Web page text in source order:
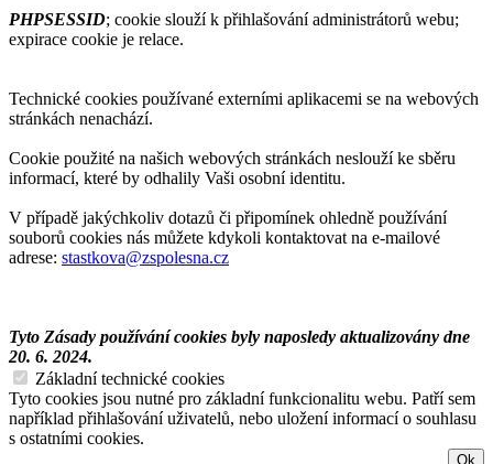
PHPSESSID; cookie slouží k přihlašování administrátorů webu;
expirace cookie je relace.
Technické cookies používané externími aplikacemi se na webových
stránkách nenachází.
Cookie použité na našich webových stránkách neslouží ke sběru
informací, které by odhalily Vaši osobní identitu.
V případě jakýchkoliv dotazů či připomínek ohledně používání
souborů cookies nás můžete kdykoli kontaktovat na e-mailové
adrese: stastkova@zspolesna.cz
Tyto Zásady používání cookies byly naposledy aktualizovány dne
20. 6. 2024.
Základní technické cookies
Tyto cookies jsou nutné pro základní funkcionalitu webu. Patří sem
například přihlašování uživatelů, nebo uložení informací o souhlasu
s ostatními cookies.
Ok